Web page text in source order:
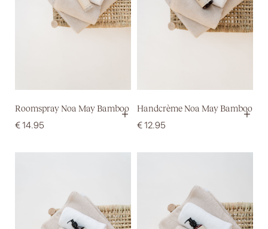
Roomspray Noa May Bamboo
€14.95
+ Handcrème Noa May Bamboo
€12.95
+